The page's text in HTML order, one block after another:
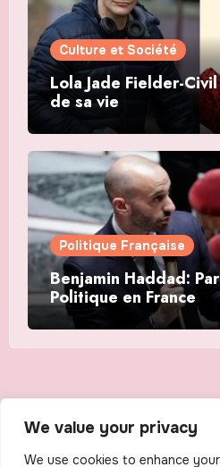
We value your privacy
We use cookies to enhance
Culture et Société
Lola Jade Fielder-
de sa vie
Politique Française
Benjamin Haddad:
Politique en France
The